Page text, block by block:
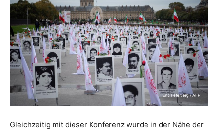
Gleichzeitig mit dieser Konferenz wurde in der Nähe der